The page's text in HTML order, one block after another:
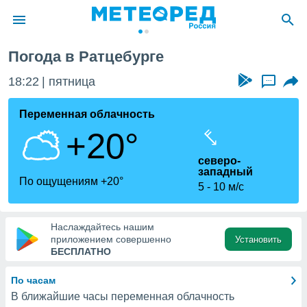
о
Вы можете
к этому
доступ
Погода в Ратцебурге
18:22 пятница ...
Переменная облачность
+20°
По ощущениям +20°
северо-
западный
5
10 м/с
Наслаждайтесь нашим
приложением совершенно
БЕСПЛАТНО
Установить
По часам
В ближайшие часы переменная облачность